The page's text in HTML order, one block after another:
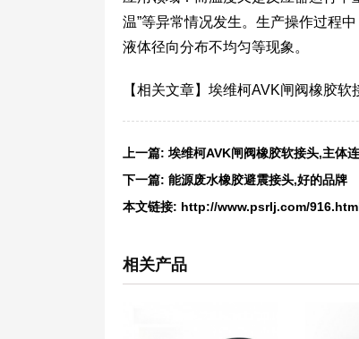
温”等异常情况发生。生产操作过程
液体径向分布不均匀等现象。
【相关文章】埃维柯AVK闸阀橡胶
上一篇: 埃维柯AVK闸阀橡胶软接头,主体
下一篇: 能源废水橡胶避震接头,好的品牌
本文链接: http://www.psrlj.com/
相关产品